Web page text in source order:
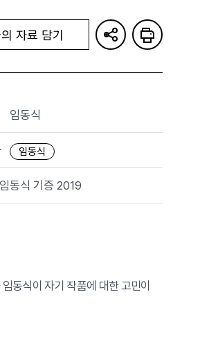
자료 담기
임동식
임동식
임동식 기증 2019
동식이 자기 작품에 대한 고민이